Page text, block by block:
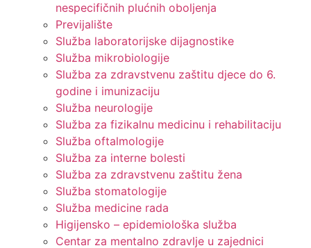
nespecifičnih plućnih oboljenja
Previjalište
Služba laboratorijske dijagnostike
Služba mikrobiologije
Služba za zdravstvenu zaštitu djece do 6.
godine i imunizaciju
Služba neurologije
Služba za fizikalnu medicinu i rehabilitaciju
Služba oftalmologije
Služba za interne bolesti
Služba za zdravstvenu zaštitu žena
Služba stomatologije
Služba medicine rada
Higijensko – epidemiološka služba
Centar za mentalno zdravlje u zajednici